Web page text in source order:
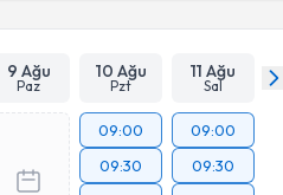
9 Ağu
Paz
10 Ağu
Pzt
11 Ağu
Sal
09:00
09:30
09:00
09:30